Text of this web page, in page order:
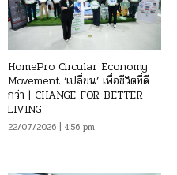
HomePro Circular Economy
Movement ‘เปลี่ยน’ เพื่อชีวิตที่ดี
กว่า | CHANGE FOR BETTER
LIVING
22/07/2026 | 4:56 pm